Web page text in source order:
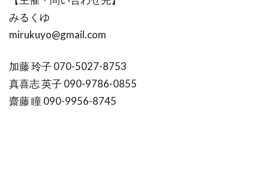
みるくゆ
mirukuyo@gmail.com
加藤 玲子 070-5027-8753
真喜志 英子 090-9786-0855
齋藤 瞳 090-9956-8745